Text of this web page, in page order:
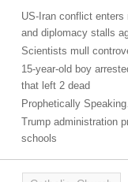
US-Iran conflict enters
and diplomacy stalls
Scientists mull
15-year-old boy
that left 2 dead
Prophetically
Trump administration
schools